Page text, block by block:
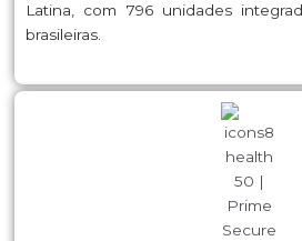
Latina, com 796 unidades
brasileiras.